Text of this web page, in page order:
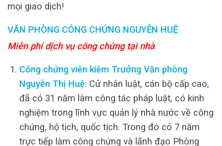
mọi giao dịch!
VĂN PHÒNG CÔNG CHỨNG NGUYỄN HUỆ
Miễn phí dịch vụ công chứng tại nhà
Công chứng viên kiêm Trưởng Văn phòng
Nguyễn Thị Huệ: Cử nhân luật, cán bộ cấp cao,
đã có 31 năm làm công tác pháp luật, có kinh
nghiệm trong lĩnh vực quản lý nhà nước về công
chứng, hộ tịch, quốc tịch. Trong đó có 7 năm
trực tiếp làm công chứng và lãnh đạo Phòng